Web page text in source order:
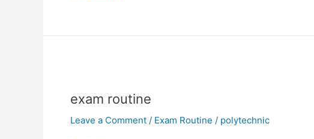
exam routine
Leave a Comment / Exam Routine / polytechnic